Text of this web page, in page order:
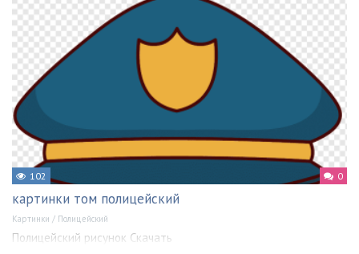
102 0
картинки том полицейский
Картинки / Полицейский
Полицейский рисунок Скачать